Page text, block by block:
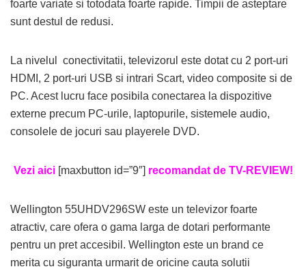
foarte variate si totodata foarte rapide. Timpii de asteptare
sunt destul de redusi.
La nivelul conectivitatii, televizorul este dotat cu 2 port-uri
HDMI, 2 port-uri USB si intrari Scart, video composite si de
PC. Acest lucru face posibila conectarea la dispozitive
externe precum PC-urile, laptopurile, sistemele audio,
consolele de jocuri sau playerele DVD.
Vezi aici [maxbutton id=”9″] recomandat de TV-REVIEW!
Wellington 55UHDV296SW este un televizor foarte
atractiv, care ofera o gama larga de dotari performante
pentru un pret accesibil. Wellington este un brand ce
merita cu siguranta urmarit de oricine cauta solutii